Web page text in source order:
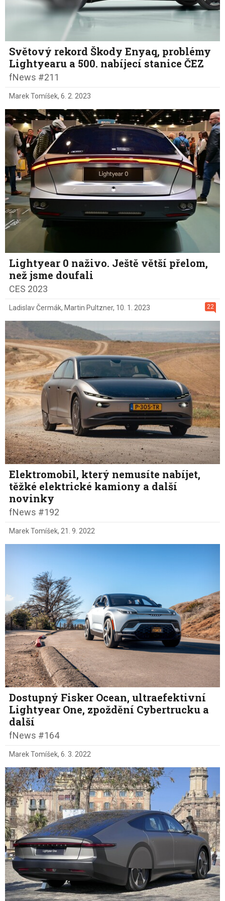
Světový rekord Škody Enyaq, problémy
Lightyearu a 500. nabíjecí stanice ČEZ
fNews #211
Marek Tomíšek, 6. 2. 2023
Lightyear 0 naživo. Ještě větší přelom,
než jsme doufali
CES 2023
22
Ladislav Čermák, Martin Pultzner, 10. 1. 2023
Elektromobil, který nemusíte nabíjet,
těžké elektrické kamiony a další
novinky
fNews #192
Marek Tomíšek, 21. 9. 2022
Dostupný Fisker Ocean, ultraefektivní
Lightyear One, zpoždění Cybertrucku a
další
fNews #164
Marek Tomíšek, 6. 3. 2022